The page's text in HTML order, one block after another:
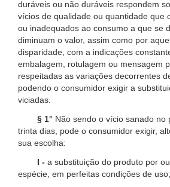
duráveis ou não duráveis respondem
vícios de qualidade ou quantidade que
ou inadequados ao consumo a que se
diminuam o valor, assim como por
disparidade, com a indicações
embalagem, rotulagem ou mensagem
respeitadas as variações decorrentes
podendo o consumidor exigir a
viciadas.
§ 1° Não sendo o vício sanado no
trinta dias, pode o consumidor exigir,
sua escolha:
I - a substituição do produto por
espécie, em perfeitas condições de uso;